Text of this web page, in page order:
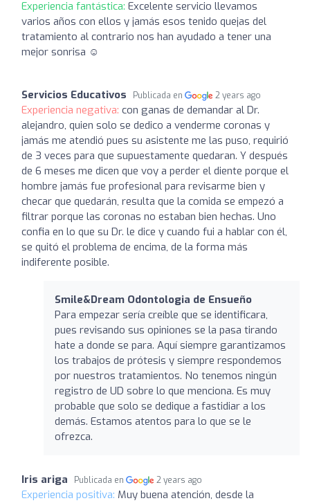
Experiencia fantástica: Excelente servicio llevamos
varios años con ellos y jamás esos tenido quejas del
tratamiento al contrario nos han ayudado a tener una
mejor sonrisa ☺️
Servicios Educativos Publicada en 2 years ago
Experiencia negativa: con ganas de demandar al Dr.
alejandro, quien solo se dedico a venderme coronas y
jamás me atendió pues su asistente me las puso, requirió
de 3 veces para que supuestamente quedaran. Y después
de 6 meses me dicen que voy a perder el diente porque el
hombre jamás fue profesional para revisarme bien y
checar que quedarán, resulta que la comida se empezó a
filtrar porque las coronas no estaban bien hechas. Uno
confia en lo que su Dr. le dice y cuando fui a hablar con él,
se quitó el problema de encima, de la forma más
indiferente posible.
Smile&Dream Odontologia de Ensueño
Para empezar sería creíble que se identificara,
pues revisando sus opiniones se la pasa tirando
hate a donde se para. Aquí siempre garantizamos
los trabajos de prótesis y siempre respondemos
por nuestros tratamientos. No tenemos ningún
registro de UD sobre lo que menciona. Es muy
probable que solo se dedique a fastidiar a los
demás. Estamos atentos para lo que se le
ofrezca.
Iris ariga Publicada en 2 years ago
Experiencia positiva: Muy buena atención, desde la